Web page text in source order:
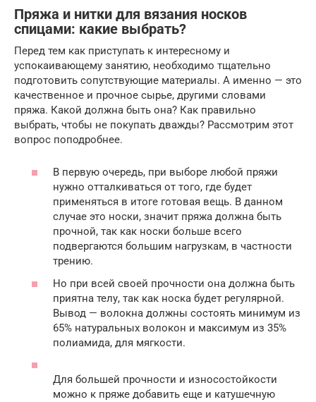
Пряжа и нитки для вязания носков
спицами: какие выбрать?
Перед тем как приступать к интересному и
успокаивающему занятию, необходимо тщательно
подготовить сопутствующие материалы. А именно — это
качественное и прочное сырье, другими словами
пряжа. Какой должна быть она? Как правильно
выбрать, чтобы не покупать дважды? Рассмотрим этот
вопрос поподробнее.
В первую очередь, при выборе любой пряжи
нужно отталкиваться от того, где будет
применяться в итоге готовая вещь. В данном
случае это носки, значит пряжа должна быть
прочной, так как носки больше всего
подвергаются большим нагрузкам, в частности
трению.
Но при всей своей прочности она должна быть
приятна телу, так как носка будет регулярной.
Вывод — волокна должны состоять минимум из
65% натуральных волокон и максимум из 35%
полиамида, для мягкости.
Для большей прочности и износостойкости
можно к пряже добавить еще и катушечную